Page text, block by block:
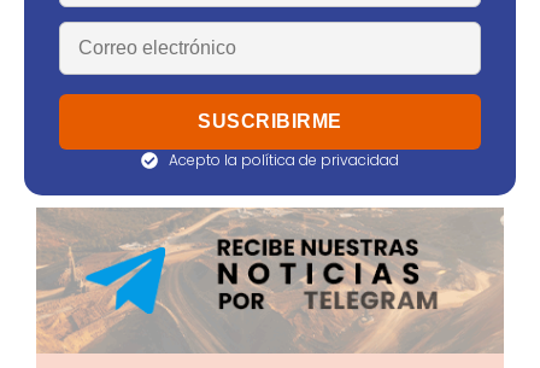
Acepto la política de privacidad